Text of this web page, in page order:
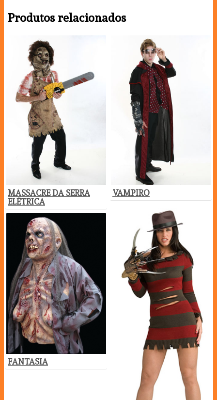
Produtos relacionados
MASSACRE DA SERRA
ELÉTRICA
VAMPIRO
FANTASIA